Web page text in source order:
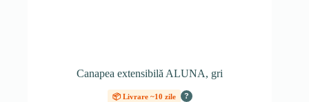
Canapea extensibilă ALUNA, gri
📦 Livrare ~10 zile ?